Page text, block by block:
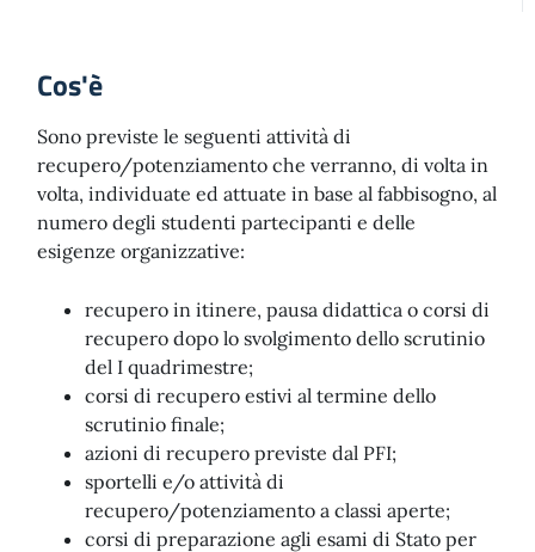
Cos'è
Sono previste le seguenti attività di
recupero/potenziamento che verranno, di volta in
volta, individuate ed attuate in base al fabbisogno, al
numero degli studenti partecipanti e delle
esigenze organizzative:
recupero in itinere, pausa didattica o corsi di
recupero dopo lo svolgimento dello scrutinio
del I quadrimestre;
corsi di recupero estivi al termine dello
scrutinio finale;
azioni di recupero previste dal PFI;
sportelli e/o attività di
recupero/potenziamento a classi aperte;
corsi di preparazione agli esami di Stato per